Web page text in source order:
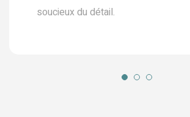
soucieux du détail.